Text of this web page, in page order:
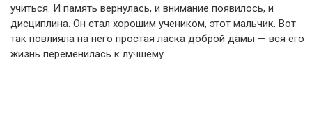
учиться. И память вернулась, и внимание появилось, и
дисциплина. Он стал хорошим учеником, этот мальчик. Вот
так повлияла на него простая ласка доброй дамы — вся его
жизнь переменилась к лучшему